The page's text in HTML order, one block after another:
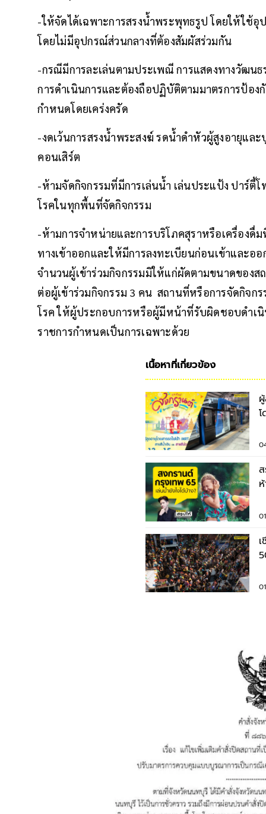
-ให้จัดได้เฉพาะการสรงน้ำพระพุทธรูป โดยให้ใช้
โดยไม่มีอุปกรณ์ส่วนกลางที่ต้องสัมผัสร่วมกัน
-กรณีมีการละเล่นตามประเพณี การแสดงทางวัฒ
การดำเนินการและต้องถือปฏิบัติตามมาตรการป้อ
กำหนดโดยเคร่งครัด
-งดเว้นการสรงน้ำพระสงฆ์ รดน้ำดำหัวผู้สูงอายุแ
คอนเสิร์ต
-ห้ามจัดกิจกรรมที่มีการเล่นน้ำ เล่นประแป้ง ปาร์ตี้
โรคในทุกพื้นที่จัดกิจกรรม
-ห้ามการจำหน่ายและการบริโภคสุราหรือเครื่อง
ทางเข้าออกและให้มีการลงทะเบียนก่อนเข้าและ
จำนวนผู้เข้าร่วมกิจกรรมมิให้แก่ผัดตามขนาดของ
ต่อผู้เข้าร่วมกิจกรรม 3 คน สถานที่หรือการจัดกิจก
โรค ให้ผู้ประกอบการหรือผู้มีหน้าที่รับผิดชอบดำเ
ราชการกำหนดเป็นการเฉพาะด้วย
เนื้อหาที่เกี่ยวข้อง